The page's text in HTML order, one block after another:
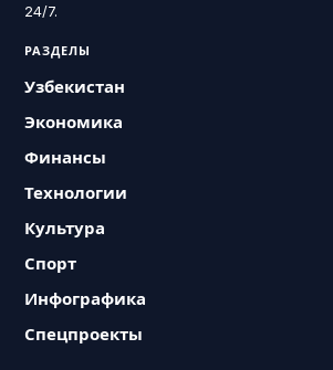
24/7.
РАЗДЕЛЫ
Узбекистан
Экономика
Финансы
Технологии
Культура
Спорт
Инфографика
Спецпроекты